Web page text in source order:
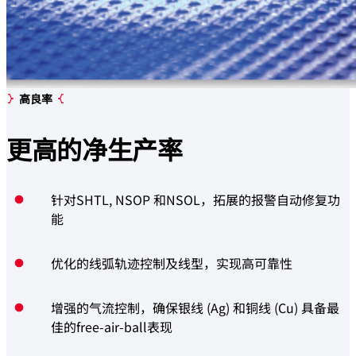
高良率
更高的净生产率
针对SHTL, NSOP 和NSOL，拓展的报警自动修复功
能
优化的线弧轨迹控制及线型，实现高可靠性
增强的气流控制，确保银线 (Ag) 和铜线 (Cu) 具备最
佳的free-air-ball表现